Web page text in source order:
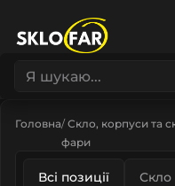
Головна Скло, корпуси та
фари
Всі позиції Скло